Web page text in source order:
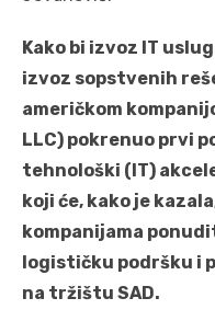
Kako bi izvoz IT
izvoz sopstvenih
američkom
LLC) pokrenuo prvi
tehnološki (IT)
koji će, kako je
kompanijama
logističku podršku i
na tržištu SAD.